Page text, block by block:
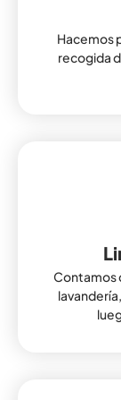
Hacemos
recogida
Contamos